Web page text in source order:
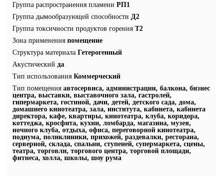
Группа распространения пламени РП1
Группа дымообразующей способности Д2
Группа токсичности продуктов горения Т2
Зона применения помещение
Структура материала Гетерогенный
Акустический да
Тип использования Коммерческий
Тип помещения автосервиса, администрации, балкона, бизнес
центра, выставки, выставочного зала, гастролей,
гипермаркета, гостиной, дачи, детей, детского сада, дома,
домашнего кинотеатра, зала, института, кабинета, кабинета
директора, кафе, квартиры, кинотеатра, клуба, коридора,
коттеджа, кросфита, кухни, ломбарда, магазина, музея,
ночного клуба, отдыха, офиса, переговорной кинотеатра,
подиума, поликлиники, прихожей, раздевалки, ресторана,
серверной, склада, спальни, ступеней, супермаркета, сцены,
театра, торговли, торгового центра, торговой площади,
фитнеса, холла, школы, шоу рума